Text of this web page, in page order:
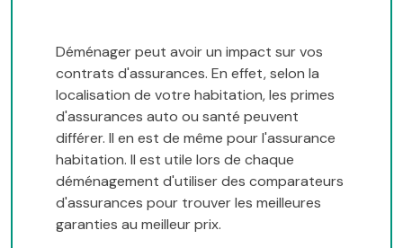
Déménager peut avoir un impact sur vos
contrats d'assurances. En effet, selon la
localisation de votre habitation, les primes
d'assurances auto ou santé peuvent
différer. Il en est de même pour l'assurance
habitation. Il est utile lors de chaque
déménagement d'utiliser des comparateurs
d'assurances pour trouver les meilleures
garanties au meilleur prix.